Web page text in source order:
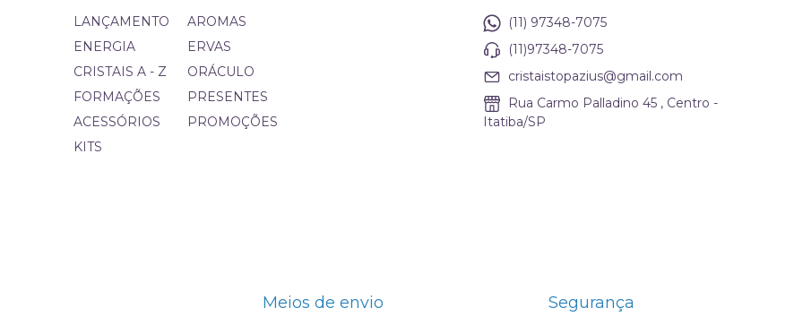
LANÇAMENTO
ENERGIA
CRISTAIS A - Z
FORMAÇÕES
ACESSÓRIOS
KITS
AROMAS
ERVAS
ORÁCULO
PRESENTES
PROMOÇÕES
(11) 97348-7075
(11)97348-7075
cristaistopazius@gmail.com
Rua Carmo Palladino 45 , Centro -
Itatiba/SP
Meios de envio Segurança